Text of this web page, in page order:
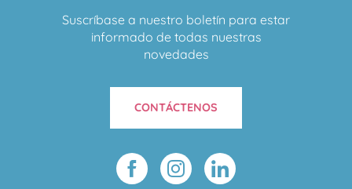
Suscríbase a nuestro boletín para estar
informado de todas nuestras
novedades
CONTÁCTENOS